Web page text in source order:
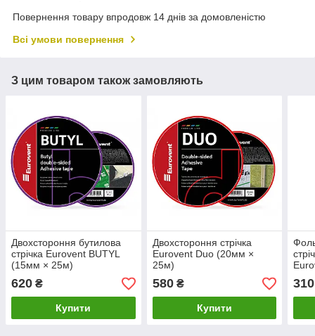
Повернення товару впродовж 14 днів за домовленістю
Всі умови повернення
З цим товаром також замовляють
Двохстороння бутилова
стрічка Eurovent BUTYL
(15мм × 25м)
620 ₴
Купити
Двохстороння стрічка
Eurovent Duo (20мм ×
25м)
580₴
Купити
50м)
310